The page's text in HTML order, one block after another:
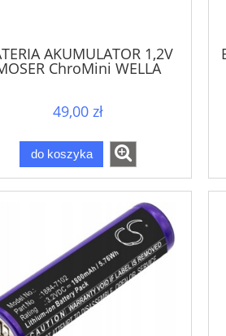
AKUMULATOR 1,2V
ChroMini WELLA
49,00 zł
do koszyka